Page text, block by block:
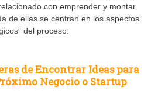
con emprender y montar
de ellas se centran en los aspectos
del proceso:
de Encontrar Ideas para
Negocio o Startup